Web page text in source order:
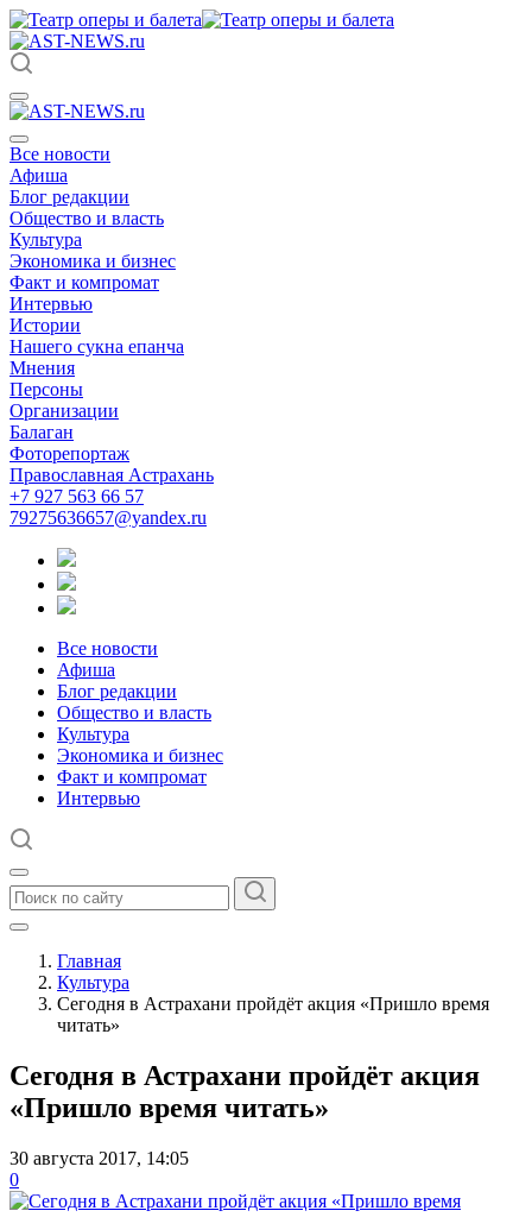
Все новости
Афиша
Блог редакции
Общество и власть
Культура
Экономика и бизнес
Факт и компромат
Интервью
Истории
Нашего сукна епанча
Мнения
Персоны
Организации
Балаган
Фоторепортаж
Православная Астрахань
+7 927 563 66 57
79275636657@yandex.ru
Все новости
Афиша
Блог редакции
Общество и власть
Культура
Экономика и бизнес
Факт и компромат
Интервью
Главная
Культура
Сегодня в Астрахани пройдёт акция «Пришло время
читать»
Сегодня в Астрахани пройдёт акция
«Пришло время читать»
30 августа 2017, 14:05
0